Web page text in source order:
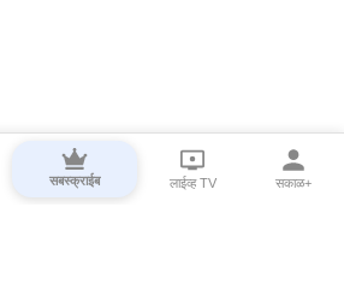
सबस्क्राईब लाईव्ह TV सकाळ+